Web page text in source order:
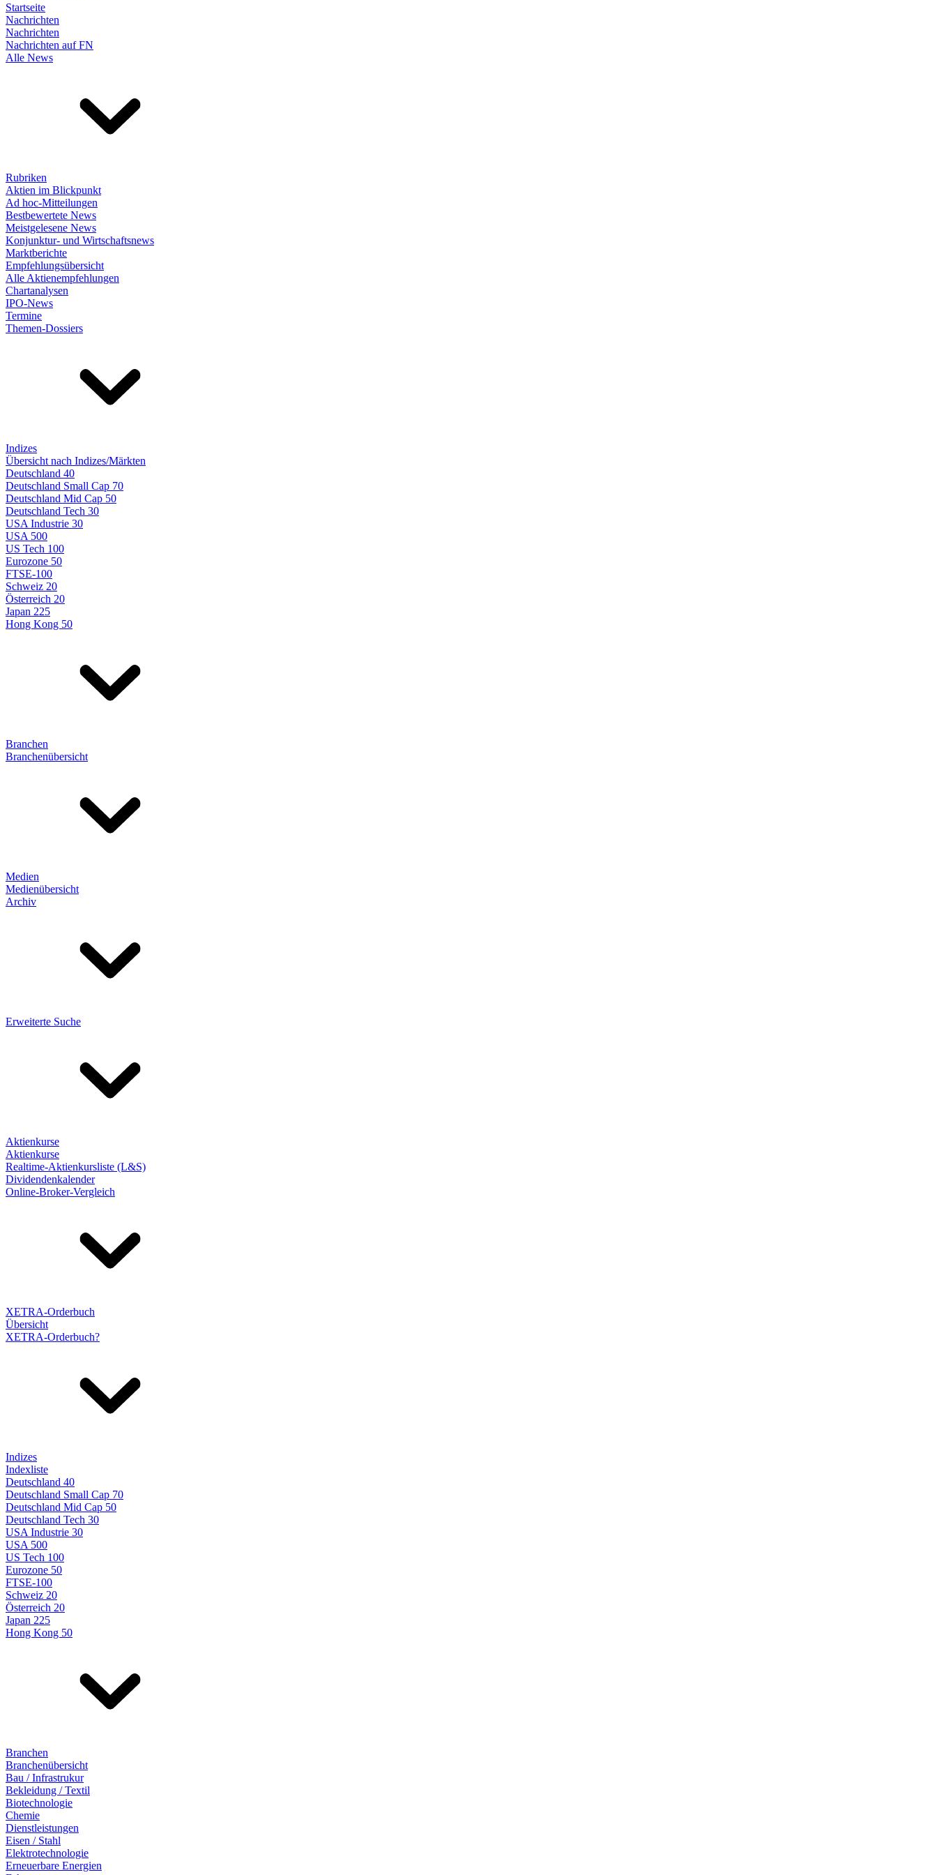
Startseite
Nachrichten
Nachrichten
Nachrichten auf FN
Alle News
Rubriken
Aktien im Blickpunkt
Ad hoc-Mitteilungen
Bestbewertete News
Meistgelesene News
Konjunktur- und Wirtschaftsnews
Marktberichte
Empfehlungsübersicht
Alle Aktienempfehlungen
Chartanalysen
IPO-News
Termine
Themen-Dossiers
Indizes
Übersicht nach Indizes/Märkten
Deutschland 40
Deutschland Small Cap 70
Deutschland Mid Cap 50
Deutschland Tech 30
USA Industrie 30
USA 500
US Tech 100
Eurozone 50
FTSE-100
Schweiz 20
Österreich 20
Japan 225
Hong Kong 50
Branchen
Branchenübersicht
Medien
Medienübersicht
Archiv
Erweiterte Suche
Aktienkurse
Aktienkurse
Realtime-Aktienkursliste (L&S)
Dividendenkalender
Online-Broker-Vergleich
XETRA-Orderbuch
Übersicht
XETRA-Orderbuch?
Indizes
Indexliste
Deutschland 40
Deutschland Small Cap 70
Deutschland Mid Cap 50
Deutschland Tech 30
USA Industrie 30
USA 500
US Tech 100
Eurozone 50
FTSE-100
Schweiz 20
Österreich 20
Japan 225
Hong Kong 50
Branchen
Branchenübersicht
Bau / Infrastrukur
Bekleidung / Textil
Biotechnologie
Chemie
Dienstleistungen
Eisen / Stahl
Elektrotechnologie
Erneuerbare Energien